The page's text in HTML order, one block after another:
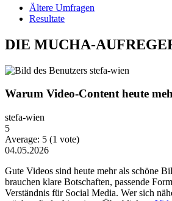
Ältere Umfragen
Resultate
DIE MUCHA-
Warum Video-Content heute
stefa-wien
5
Average: 5 (1 vote)
04.05.2026
Gute Videos sind heute mehr als schöne
brauchen klare Botschaften, passende
Verständnis für Social Media. Wer sich